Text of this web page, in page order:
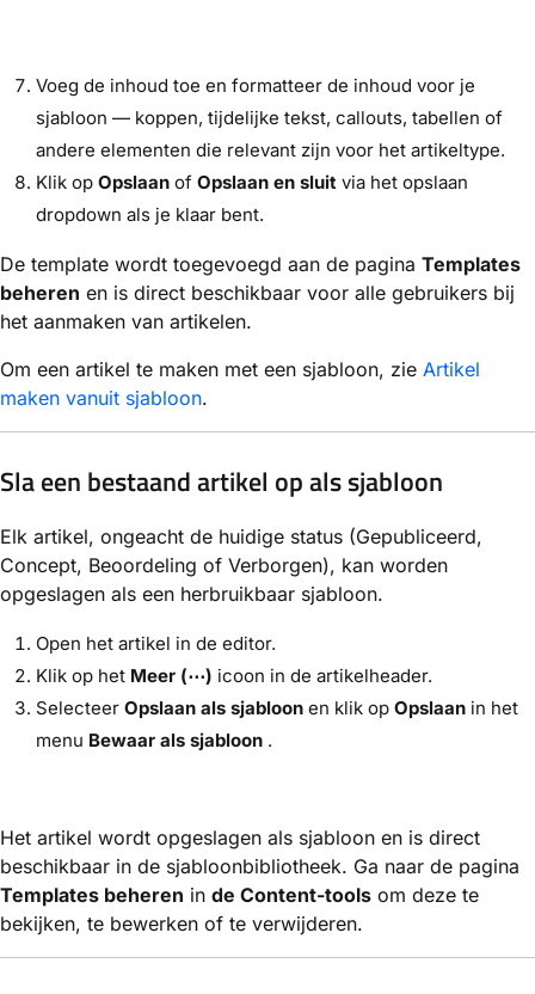
Voeg de inhoud toe en formatteer de inhoud voor je
sjabloon — koppen, tijdelijke tekst, callouts, tabellen of
andere elementen die relevant zijn voor het artikeltype.
Klik op Opslaan of Opslaan en sluit via het opslaan
dropdown als je klaar bent.
De template wordt toegevoegd aan de pagina Templates
beheren en is direct beschikbaar voor alle gebruikers bij
het aanmaken van artikelen.
Om een artikel te maken met een sjabloon, zie Artikel
maken vanuit sjabloon.
Sla een bestaand artikel op als sjabloon
Elk artikel, ongeacht de huidige status (Gepubliceerd,
Concept, Beoordeling of Verborgen), kan worden
opgeslagen als een herbruikbaar sjabloon.
Open het artikel in de editor.
Klik op het Meer (⋯) icoon in de artikelheader.
Selecteer Opslaan als sjabloon en klik op Opslaan in het
menu Bewaar als sjabloon .
Het artikel wordt opgeslagen als sjabloon en is direct
beschikbaar in de sjabloonbibliotheek. Ga naar de pagina
Templates beheren in de Content-tools om deze te
bekijken, te bewerken of te verwijderen.